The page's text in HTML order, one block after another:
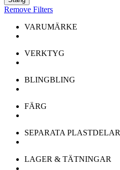
Remove Filters
VARUMÄRKE
VERKTYG
BLINGBLING
FÄRG
SEPARATA PLASTDELAR
LAGER & TÄTNINGAR